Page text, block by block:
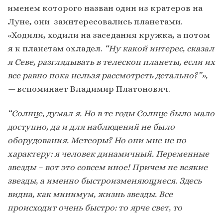
именем которого назван один из кратеров на
Луне, они заинтересовались планетами.
«Ходили, ходили на заседания кружка, а потом
я к планетам охладел. “Ну какой интерес, сказал
я Севе, разглядывать в телескоп планеты, если их
все равно пока нельзя рассмотреть детально?”»,
—вспоминает Владимир Платонович.
“Солнце, думал я. Но в те годы Солнце было мало
доступно, да и для наблюдений не было
оборудования. Метеоры? Но они мне не по
характеру: я человек динамичный. Переменные
звезды – вот это совсем иное! Причем не всякие
звезды, а именно быстроизменяющиеся. Здесь
видна, как минимум, жизнь звезды. Все
происходит очень быстро: то ярче свет, то